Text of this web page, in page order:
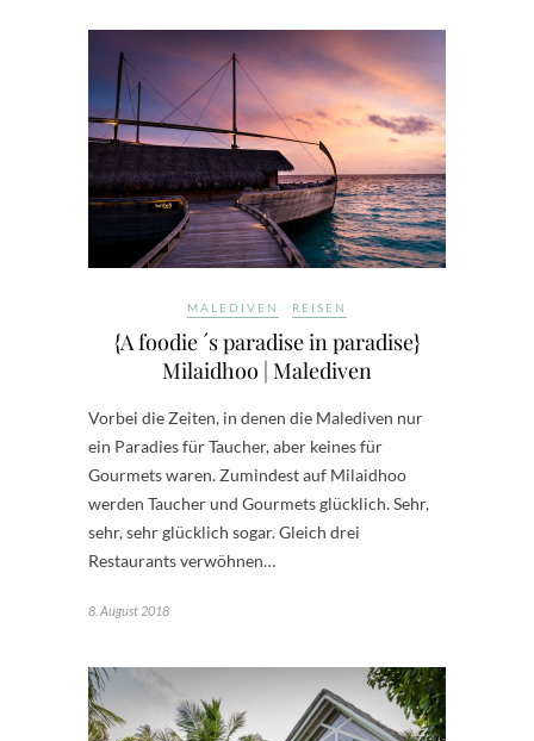
MALEDIVEN REISEN
{A foodie ´s paradise in paradise}
Milaidhoo | Malediven
Vorbei die Zeiten, in denen die Malediven nur
ein Paradies für Taucher, aber keines für
Gourmets waren. Zumindest auf Milaidhoo
werden Taucher und Gourmets glücklich. Sehr,
sehr, sehr glücklich sogar. Gleich drei
Restaurants verwöhnen…
8. August 2018